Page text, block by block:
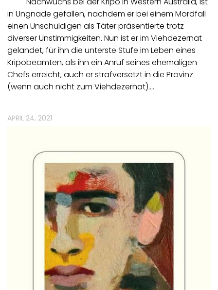
in Ungnade gefallen, nachdem er bei einem Mordfall
einen Unschuldigen als Täter präsentierte trotz
diverser Unstimmigkeiten. Nun ist er im Viehdezernat
gelandet, für ihn die unterste Stufe im Leben eines
Kripobeamten, als ihn ein Anruf seines ehemaligen
Chefs erreicht, auch er strafversetzt in die Provinz
(wenn auch nicht zum Viehdezernat).…
APRIL 24, 2021